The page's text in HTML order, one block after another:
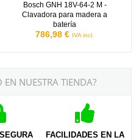
Bosch GNH 18V-64-2 M -
Clavadora para madera a
batería
786,98 € IVA incl.
NUESTRA TIENDA?
FACILIDADES EN LA